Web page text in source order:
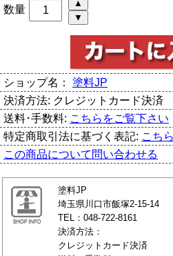
数量
ショップ名： 塗料JP
決済方法: クレジットカード決済
送料･手数料: こちらをご覧下さい
特定商取引法に基づく表記: こち
この商品について問い合わせる
塗料JP
埼玉県川口市飯塚2-15-14
TEL：048-722-8161
決済方法：
クレジットカード決済